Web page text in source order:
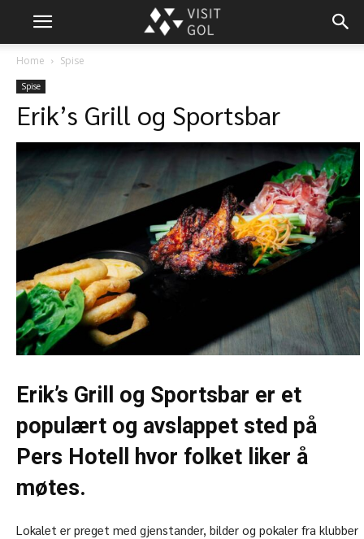
Home Spise
Spise
Erik’s Grill og Sportsbar
Erik’s Grill og Sportsbar er et
populært og avslappet sted på
Pers Hotell hvor folket liker å
møtes.
Lokalet er preget med gjenstander, bilder og pokaler fra klubber